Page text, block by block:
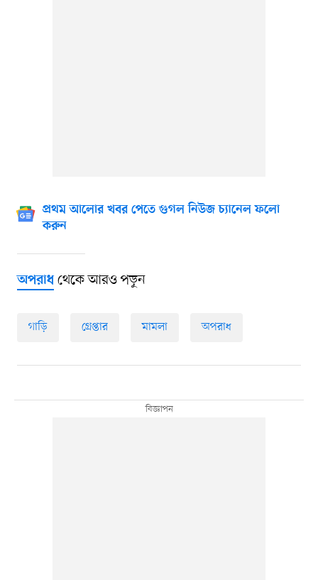
প্রথম আলোর খবর পেতে গুগল নিউজ চ্যানেল ফলো
করুন
অপরাধথেকে আরও পড়ুন
গাড়ি গ্রেপ্তার মামলা অপরাধ